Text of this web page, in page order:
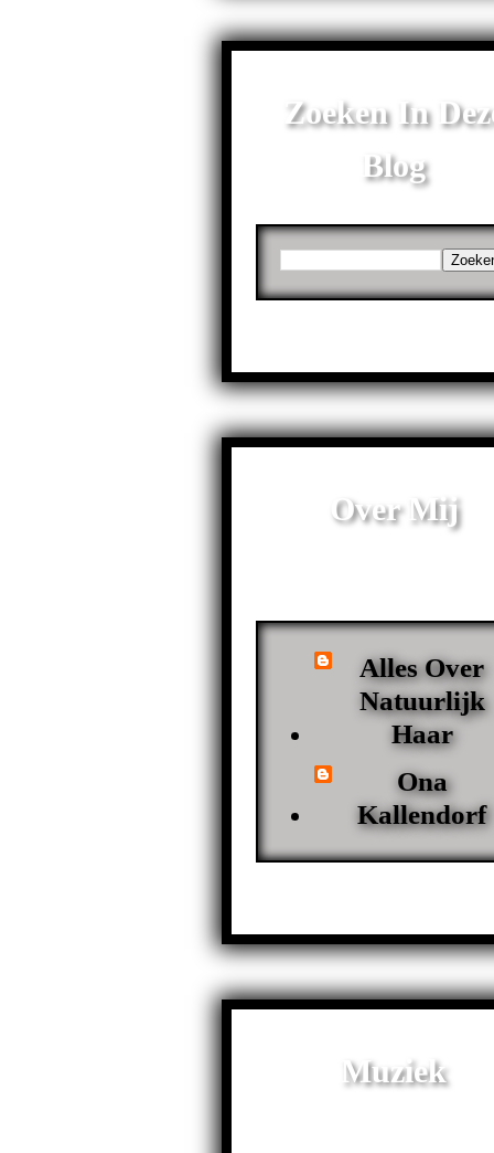
Zoeken In
Blog
Over Mij
Alles Over
Natuurlijk
Haar
Ona
Kallendorf
Muziek